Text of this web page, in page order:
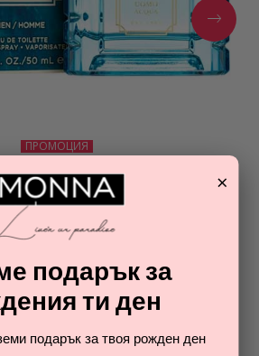
ПРОМОЦИЯ
GUESS
UOMO ACQUA
вода за мъже
ПАРФЮМИТЕ И
×
подарък за
ти ден
подарък за твоя рожден ден